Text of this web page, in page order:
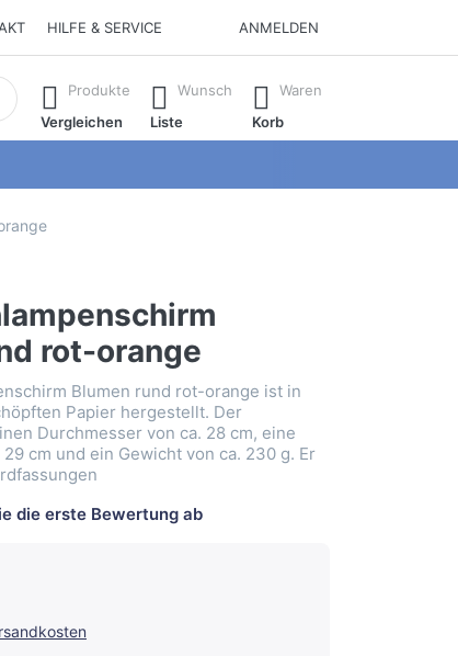
HILFE & SERVICE ANMELDEN
Ergebnisse. Drücken Sie die Eingabetaste, um alle
Produkte
Vergleichen
Wunsch
Liste
Waren
Korb
rot-orange
Blumen rund rot-orange ist in
Papier hergestellt. Der
Durchmesser von ca. 28 cm, eine
cm und ein Gewicht von ca. 230 g. Er
die erste Bewertung ab